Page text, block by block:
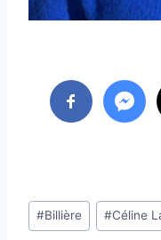
Étiquettes
de
#Billière #Céline